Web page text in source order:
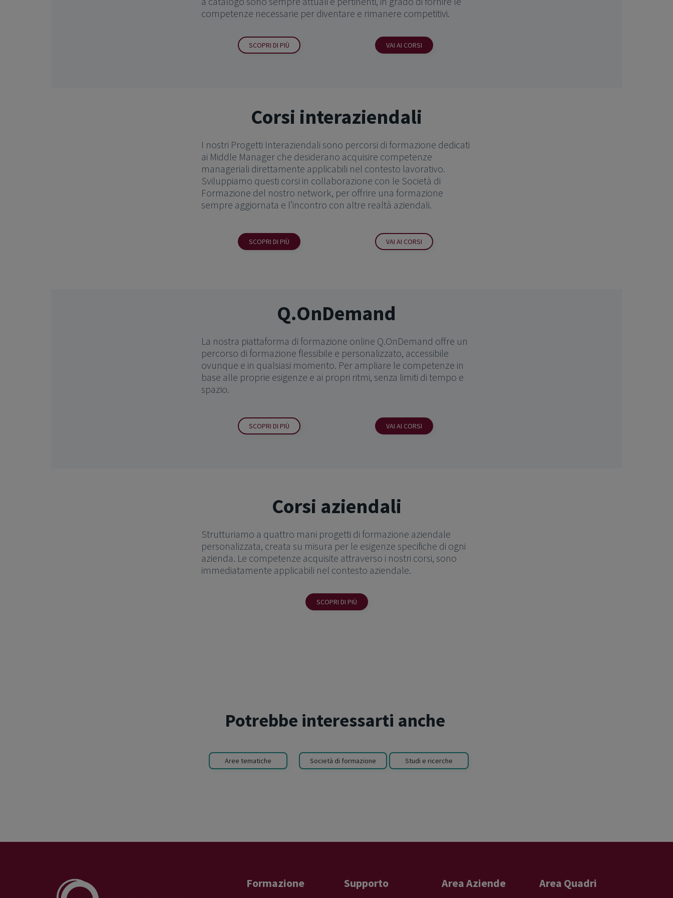
competenze necessarie per diventare e rimanere competitivi.
SCOPRI DI PIÙ VAI AI CORSI
Corsi interaziendali
I nostri Progetti Interaziendali sono percorsi di formazione dedicati
ai Middle Manager che desiderano acquisire competenze
manageriali direttamente applicabili nel contesto lavorativo.
Sviluppiamo questi corsi in collaborazione con le Società di
Formazione del nostro network, per offrire una formazione
sempre aggiornata e l’incontro con altre realtà aziendali.
SCOPRI DI PIÙ VAI AI CORSI
Q.OnDemand
La nostra piattaforma di formazione online Q.OnDemand offre un
percorso di formazione flessibile e personalizzato, accessibile
ovunque e in qualsiasi momento. Per ampliare le competenze in
base alle proprie esigenze e ai propri ritmi, senza limiti di tempo e
spazio.
SCOPRI DI PIÙ VAI AI CORSI
Corsi aziendali
Strutturiamo a quattro mani progetti di formazione aziendale
personalizzata, creata su misura per le esigenze specifiche di ogni
azienda. Le competenze acquisite attraverso i nostri corsi, sono
immediatamente applicabili nel contesto aziendale.
SCOPRI DI PIÙ
Potrebbe interessarti anche
Aree tematiche Società di formazione Studi e ricerche
Formazione Supporto Area Aziende Area Quadri